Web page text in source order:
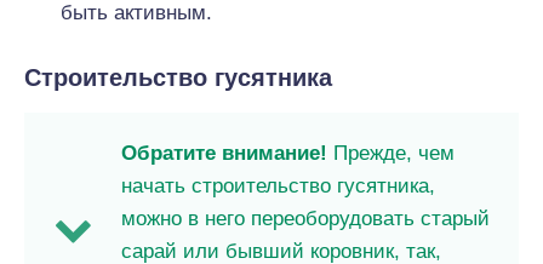
быть активным.
Строительство гусятника
Обратите внимание! Прежде, чем
начать строительство гусятника,
можно в него переоборудовать старый
сарай или бывший коровник, так,